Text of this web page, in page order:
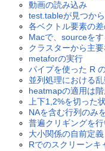
動画の読み込み
test.tableが見つか
各ベクトル要素の
Macで、sourceを
クラスターから主
metaforの実行
パイプを使った R
並列処理における
heatmapの適用は
上下1,2%を切った
NAを含む行列のみ
普遍クリギングを
大小関係の自前定義
Rでのスクリーンキ